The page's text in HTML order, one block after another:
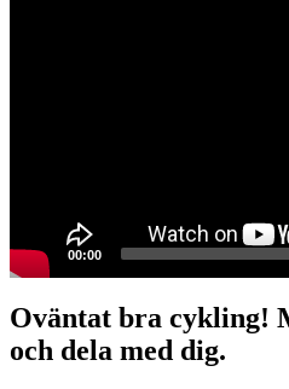
00:00
Oväntat bra cykling!
och dela med dig.